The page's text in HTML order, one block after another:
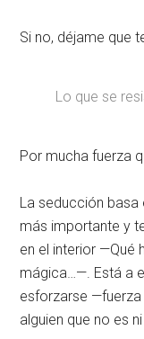
Si no, déjame que
Lo que se
Por mucha fuerza
La seducción basa
más importante y
en el interior —Qué
mágica…—. Está a
esforzarse
alguien que no es